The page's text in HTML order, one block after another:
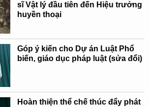
sĩ Vật lý đầu tiên đến Hiệu trưởng
huyền thoại
Góp ý kiến cho Dự án Luật Phổ
biến, giáo dục pháp luật (sửa đổi)
Hoàn thiện thể chế thúc đẩy phát